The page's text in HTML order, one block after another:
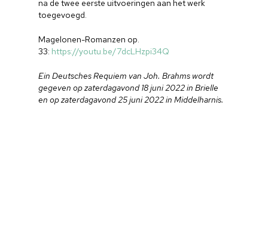
na de twee eerste uitvoeringen aan het werk
toegevoegd.
Magelonen-Romanzen op.
33: https://youtu.be/7dcLHzpi34Q
Ein Deutsches Requiem van Joh. Brahms wordt
gegeven op zaterdagavond 18 juni 2022 in Brielle
en op zaterdagavond 25 juni 2022 in Middelharnis.